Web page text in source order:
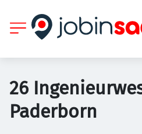
26
Paderborn